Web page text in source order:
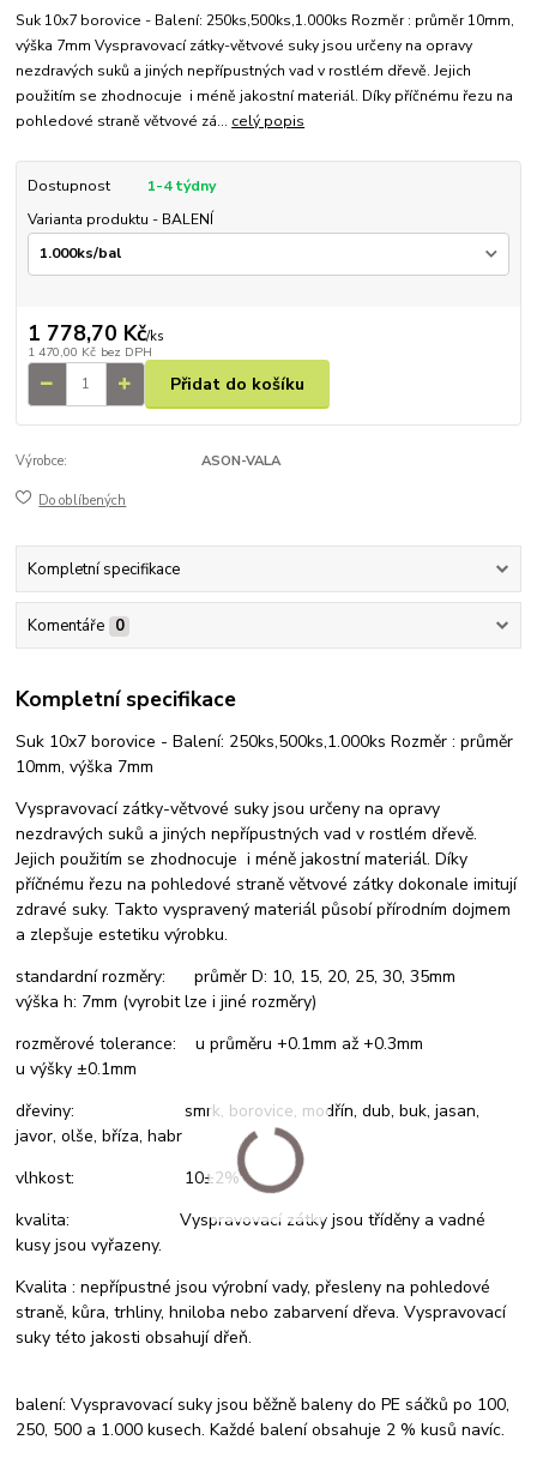
Suk 10x7 borovice - Balení: 250ks,500ks,1.000ks Rozměr : průměr 10mm,
výška 7mm Vyspravovací zátky-větvové suky jsou určeny na opravy
nezdravých suků a jiných nepřípustných vad v rostlém dřevě. Jejich
použitím se zhodnocuje i méně jakostní materiál. Díky příčnému řezu na
pohledové straně větvové zá... celý popis
Dostupnost
1-4 týdny
Varianta produktu - BALENÍ
1 778,70 Kč/ks
1 470,00 Kč bez DPH
Přidat do košíku
Výrobce: ASON-VALA
Do oblíbených
Kompletní specifikace
Komentáře 0
Kompletní specifikace
Suk 10x7 borovice - Balení: 250ks,500ks,1.000ks Rozměr : průměr
10mm, výška 7mm
Vyspravovací zátky-větvové suky jsou určeny na opravy
nezdravých suků a jiných nepřípustných vad v rostlém dřevě.
Jejich použitím se zhodnocuje i méně jakostní materiál. Díky
příčnému řezu na pohledové straně větvové zátky dokonale imitují
zdravé suky. Takto vyspravený materiál působí přírodním dojmem
a zlepšuje estetiku výrobku.
standardní rozměry: průměr D: 10, 15, 20, 25, 30, 35mm
výška h: 7mm (vyrobit lze i jiné rozměry)
rozměrové tolerance: u průměru +0.1mm až +0.3mm
u výšky ±0.1mm
dřeviny: smrk, borovice, modřín, dub, buk, jasan,
javor, olše, bříza, habr
vlhkost: 10±2%
kvalita: Vyspravovací zátky jsou tříděny a vadné
kusy jsou vyřazeny.
Kvalita : nepřípustné jsou výrobní vady, přesleny na pohledové
straně, kůra, trhliny, hniloba nebo zabarvení dřeva. Vyspravovací
suky této jakosti obsahují dřeň.
balení: Vyspravovací suky jsou běžně baleny do PE sáčků po 100,
250, 500 a 1.000 kusech. Každé balení obsahuje 2 % kusů navíc.